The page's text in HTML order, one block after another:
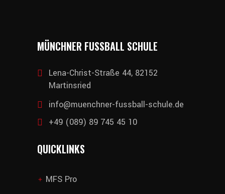
MÜNCHNER FUSSBALL SCHULE
Lena-Christ-Straße 44, 82152
Martinsried
info@muenchner-fussball-schule.de
+49 (089) 89 745 45 10
QUICKLINKS
add MFS Pro